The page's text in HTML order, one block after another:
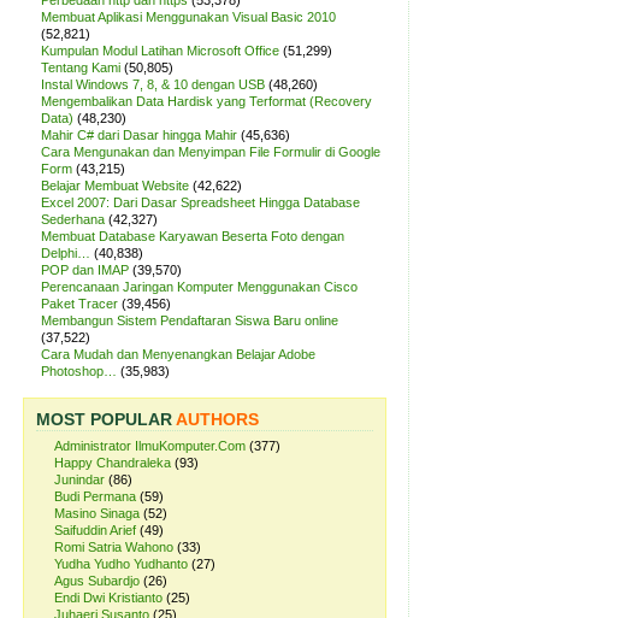
Membuat Aplikasi Menggunakan Visual Basic 2010
(52,821)
Kumpulan Modul Latihan Microsoft Office (51,299)
Tentang Kami (50,805)
Instal Windows 7, 8, & 10 dengan USB (48,260)
Mengembalikan Data Hardisk yang Terformat (Recovery
Data) (48,230)
Mahir C# dari Dasar hingga Mahir (45,636)
Cara Mengunakan dan Menyimpan File Formulir di Google
Form (43,215)
Belajar Membuat Website (42,622)
Excel 2007: Dari Dasar Spreadsheet Hingga Database
Sederhana (42,327)
Membuat Database Karyawan Beserta Foto dengan
Delphi…
(40,838)
POP dan IMAP (39,570)
Perencanaan Jaringan Komputer Menggunakan Cisco
Paket Tracer (39,456)
Membangun Sistem Pendaftaran Siswa Baru online
(37,522)
Cara Mudah dan Menyenangkan Belajar Adobe
Photoshop…
(35,983)
MOST POPULARAUTHORS
Administrator IlmuKomputer.Com (377)
Happy Chandraleka (93)
Junindar (86)
Budi Permana (59)
Masino Sinaga (52)
Saifuddin Arief (49)
Romi Satria Wahono (33)
Yudha Yudho Yudhanto (27)
Agus Subardjo (26)
Endi Dwi Kristianto (25)
Juhaeri Susanto (25)